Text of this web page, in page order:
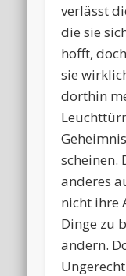
verlässt
die sie
hofft,
sie
dorthin
scheinen.
anderes
nicht ihre
Dinge zu
ändern.